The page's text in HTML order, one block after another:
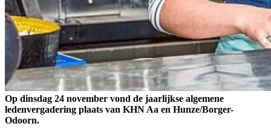
Op dinsdag 24 november vond de jaarlijkse algemene
ledenvergadering plaats van KHN Aa en Hunze/Borger-
Odoorn.